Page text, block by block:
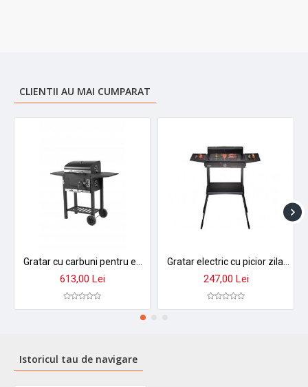
CLIENTII AU MAI CUMPARAT
613,00 Lei 247,00 Lei
Istoricul tau de navigare